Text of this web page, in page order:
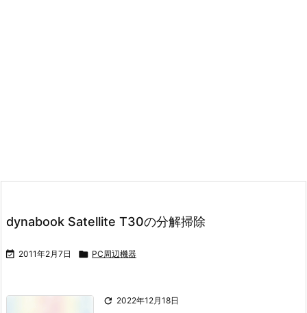
dynabook Satellite T30の分解掃除
 2011年2月7日  PC周辺機器
 2022年12月18日